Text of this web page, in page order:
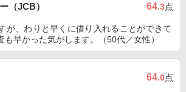
（JCB） 64.3点
が、わりと早くに借り入れることができて
も早かった気がします。（50代／女性）
64.0点